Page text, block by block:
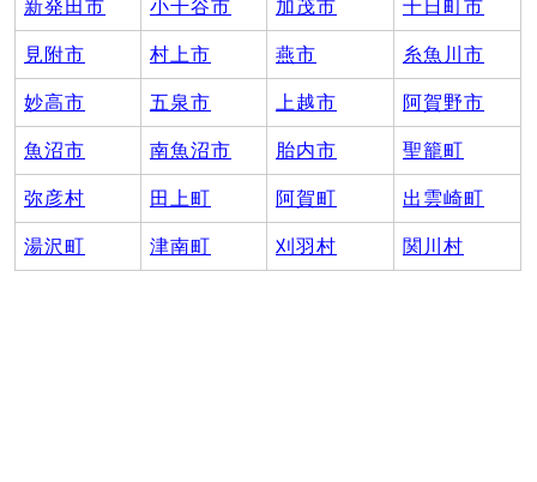
新発田市 小千谷市 加茂市 十日町市
見附市 村上市 燕市 糸魚川市
妙高市 五泉市 上越市 阿賀野市
魚沼市 南魚沼市 胎内市 聖籠町
弥彦村 田上町 阿賀町 出雲崎町
湯沢町 津南町 刈羽村 関川村